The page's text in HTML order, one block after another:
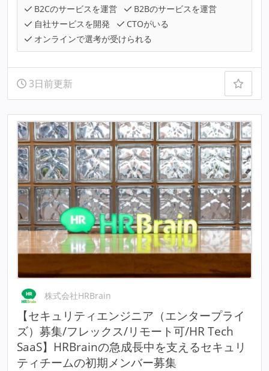
B2Cのサービスを運営
B2Bのサービスを運営
自社サービスを開発
CTOがいる
オンラインで選考が受けられる
3日前更新
株式会社HRBrain
【セキュリティエンジニア（エンタープライ
ズ）募集/フレックス/リモート可/HR Tech
SaaS】HRBrainの急成長中を支えるセキュリ
ティチームの初期メンバー募集